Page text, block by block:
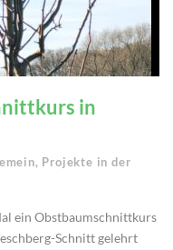
in
, Projekte in der
ein Obstbaumschnittkurs
Schnitt gelehrt